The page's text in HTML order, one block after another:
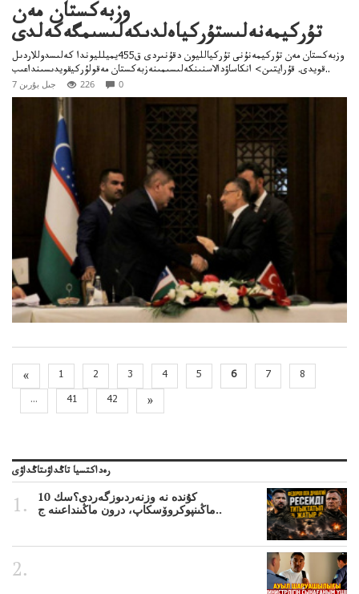
وزبەكستان مەن
تۇركيمەنەلىستۇركياەلدىكەلىسىمگەكەلدى
وزبەكستان مەن تۇركيمەنۇنى تۇركيالليون دقۇنىردى ق455يميلليوندا كەلىسدوللاردىل
قويدى. قۇرايتىن> انكاساۋدالاسنىنكەلىسىمىنەزبەكستان مەقولۇركيقويدىسىنداعىب..
7 جىل بۇرىن 226 0
« 1 2 3 4 5 6 7
8
...
41 42 »
رەداكتسيا تاڭداۋىتاڭداۋى
10 كۇندە نە وزنەردىوزگەردى؟سك
ماڭىنپوكروۆسكاپ، درون ماڭىنداعىنە ج..